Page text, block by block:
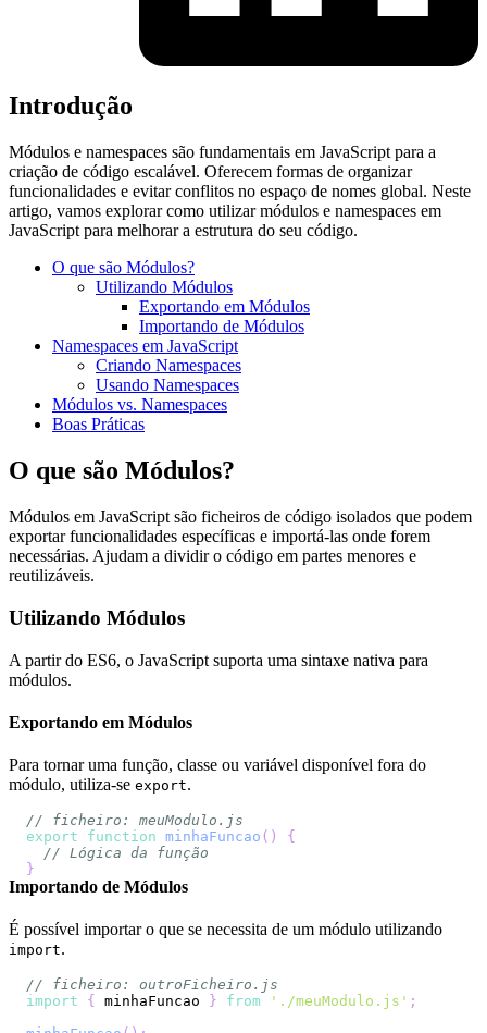
Introdução
Módulos e namespaces são fundamentais em JavaScript para a
criação de código escalável. Oferecem formas de organizar
funcionalidades e evitar conflitos no espaço de nomes global. Neste
artigo, vamos explorar como utilizar módulos e namespaces em
JavaScript para melhorar a estrutura do seu código.
O que são Módulos?
Utilizando Módulos
Exportando em Módulos
Importando de Módulos
Namespaces em JavaScript
Criando Namespaces
Usando Namespaces
Módulos vs. Namespaces
Boas Práticas
O que são Módulos?
Módulos em JavaScript são ficheiros de código isolados que podem
exportar funcionalidades específicas e importá-las onde forem
necessárias. Ajudam a dividir o código em partes menores e
reutilizáveis.
Utilizando Módulos
A partir do ES6, o JavaScript suporta uma sintaxe nativa para
módulos.
Exportando em Módulos
Para tornar uma função, classe ou variável disponível fora do
módulo, utiliza-se export.
// ficheiro: meuModulo.js
export
function minhaFuncao ( )
{
// Lógica da função
}
Importando de Módulos
É possível importar o que se necessita de um módulo utilizando
import.
// ficheiro: outroFicheiro.js
import
{ minhaFuncao } from './meuModulo.js' ;